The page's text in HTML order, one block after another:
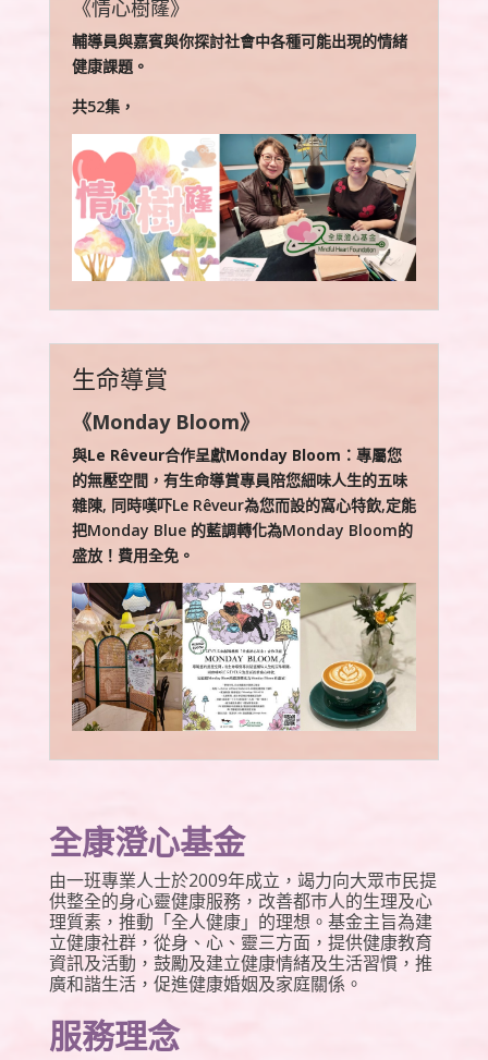
《情心樹窿》
輔導員與嘉賓與你探討社會中各種可能出現的情緒
健康課題。
共52集，
生命導賞
《Monday Bloom》
與Le Rêveur合作呈獻Monday Bloom： 專屬您
的無壓空間， 有生命導賞專員陪您細味人生的五味
雜陳, 同時嘆吓Le Rêveur為您而設的窩心特飲,定能
把Monday Blue 的藍調轉化為Monday Bloom的
盛放！費用全免。
全康澄心基金
由一班專業人士於2009年成立，竭力向大眾巿民提
供整全的身心靈健康服務，改善都巿人的生理及心
理質素，推動「全人健康」的理想。 基金主旨為建
立健康社群，從身、心、靈三方面，提供健康教育
資訊及活動，鼓勵及建立健康情緒及生活習慣，推
廣和諧生活，促進健康婚姻及家庭關係。
服務理念